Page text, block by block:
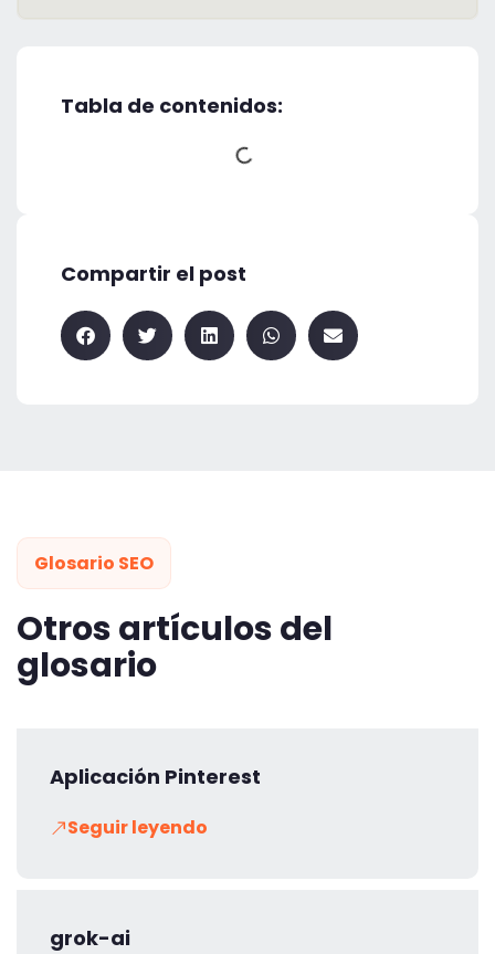
Tabla de contenidos:
Compartir el post
Glosario SEO
Otros artículos del
glosario
Aplicación Pinterest
Seguir leyendo
grok-ai